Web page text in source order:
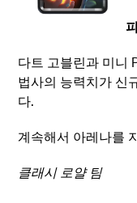
다트 고블린과 미니
법사의 능력치가 신
다.
계속해서 아레나를
클래시 로얄 팀